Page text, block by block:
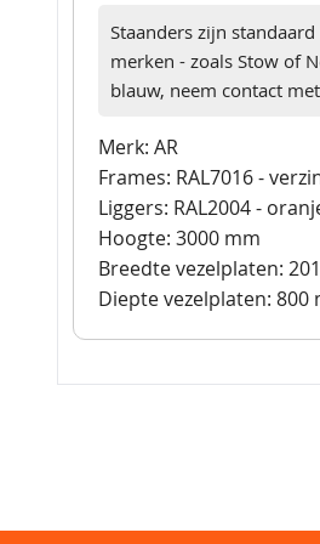
Staanders zijn
merken - zoals Stow of
blauw, neem contact
Merk: AR
Frames: RAL7016 -
Liggers: RAL2004 -
Hoogte: 3000 mm
Breedte vezelplaten:
Diepte vezelplaten: 800